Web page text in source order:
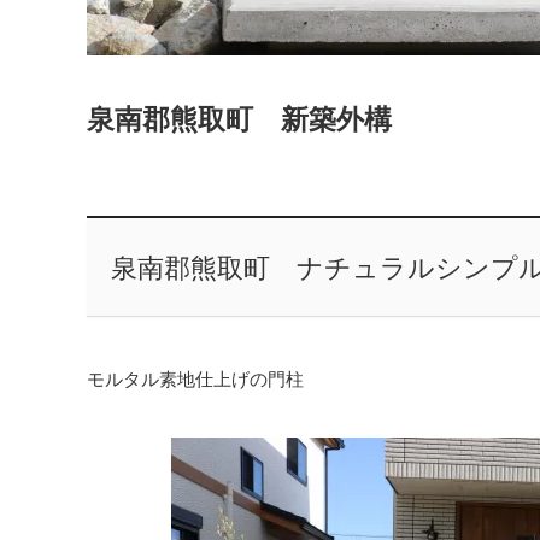
泉南郡熊取町 新築外構
泉南郡熊取町 ナチュラルシンプ
モルタル素地仕上げの門柱